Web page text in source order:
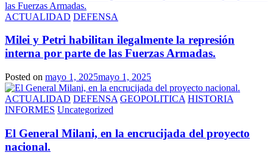
ACTUALIDAD DEFENSA
Milei y Petri habilitan ilegalmente la represión
interna por parte de las Fuerzas Armadas.
Posted on mayo 1, 2025mayo 1, 2025
ACTUALIDAD DEFENSA GEOPOLITICA HISTORIA
INFORMES Uncategorized
El General Milani, en la encrucijada del proyecto
nacional.